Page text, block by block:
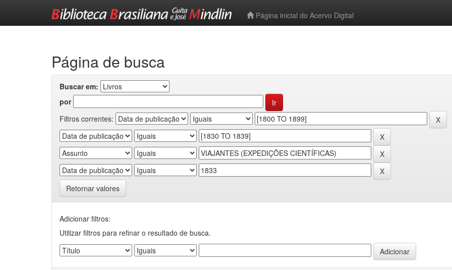
Página inicial do Acervo Digital
Página de busca
Buscar em:
por
Filtros correntes:
Retornar valores
Adicionar filtros:
Utilizar filtros para refinar o resultado de busca.